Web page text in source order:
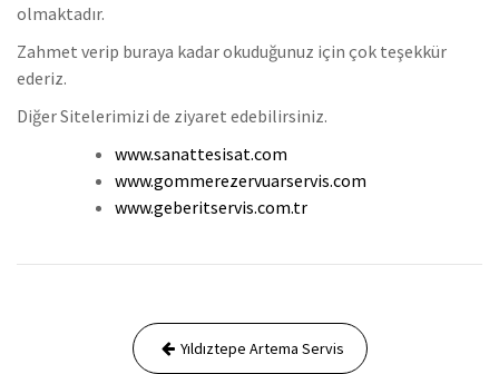
olmaktadır.
Zahmet verip buraya kadar okuduğunuz için çok teşekkür
ederiz.
Diğer Sitelerimizi de ziyaret edebilirsiniz.
www.sanattesisat.com
www.gommerezervuarservis.com
www.geberitservis.com.tr
Yıldıztepe Artema Servis